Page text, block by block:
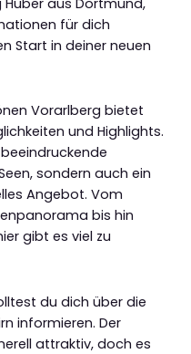
für dich
Start in deiner neuen
Vorarlberg bietet
und Highlights.
sondern auch ein
Angebot. Vom
bis hin
gibt es viel zu
du dich über die
informieren. Der
attraktiv, doch es